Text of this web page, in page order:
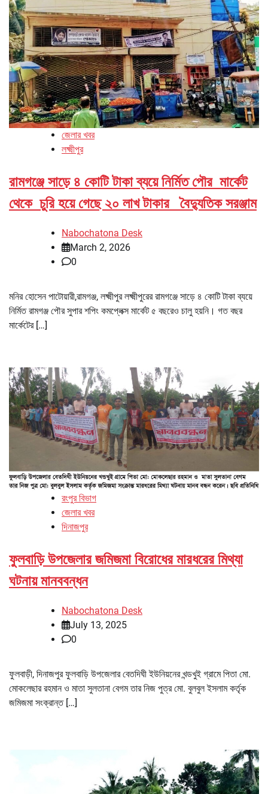
জেলার খবর
লক্ষ্মীপুর
রামগঞ্জে সাড়ে ৪ কোটি টাকা ব্যয়ে নির্মিত পৌর মার্কেট
থেকে চুরি হয়ে গেছে ২০ লাখ টাকার বৈদ্যুতিক সরঞ্জাম
Nabochatona Desk
March 2, 2026
0
মনির হোসেন পাটোয়ারী,রামগঞ্জ, লক্ষ্মীপুর লক্ষ্মীপুরের রামগঞ্জে সাড়ে ৪ কোটি টাকা ব্যয়ে
নির্মিত রামগঞ্জ পৌর সুপার শপিং কমপ্লেক্স মার্কেট ৫ বছরেও চালু হয়নি। গত বছর
মার্কেটের […]
রংপুর বিভাগ
জেলার খবর
দিনাজপুর
ফুলবাড়ি উপজেলার জমিজমা বিরোধের মারধরের মিথ্যা
ঘটনায় মানববন্ধন
Nabochatona Desk
July 13, 2025
0
ফুলবাড়ী, দিনাজপুর ফুলবাড়ি উপজেলার বেতদিঘী ইউনিয়নের খন্ডখুই গ্রামে পিতা মো.
মোকলেছার রহমান ও মাতা সুলতানা বেগম তার নিজ পুত্র মো. বুলবুল ইসলাম কর্তৃক
জমিজমা সংক্রান্ত […]